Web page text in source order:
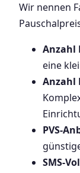
Wir nennen
Anzahl
eine
Anzahl
PVS-
SMS-